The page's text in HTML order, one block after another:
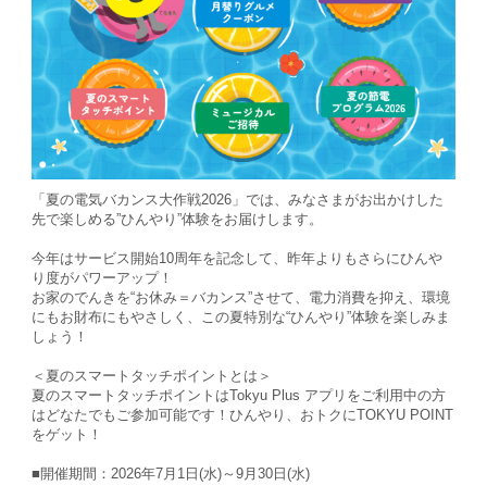
「夏の電気バカンス大作戦2026」では、みなさまがお出かけした
先で楽しめる”ひんやり”体験をお届けします。
今年はサービス開始10周年を記念して、昨年よりもさらにひんや
り度がパワーアップ！
お家のでんきを“お休み＝バカンス”させて、電力消費を抑え、環境
にもお財布にもやさしく、この夏特別な“ひんやり”体験を楽しみま
しょう！
＜夏のスマートタッチポイントとは＞
夏のスマートタッチポイントはTokyu Plus アプリをご利用中の方
はどなたでもご参加可能です！ひんやり、おトクにTOKYU POINT
をゲット！
■開催期間：2026年7月1日(水)～9月30日(水)